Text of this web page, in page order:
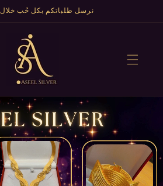
نرسل طلباتكم بكل حُب خلال 48 ساعة